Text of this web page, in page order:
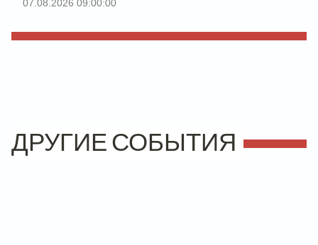
07.08.2026 09:00:00
ДРУГИЕ СОБЫТИЯ